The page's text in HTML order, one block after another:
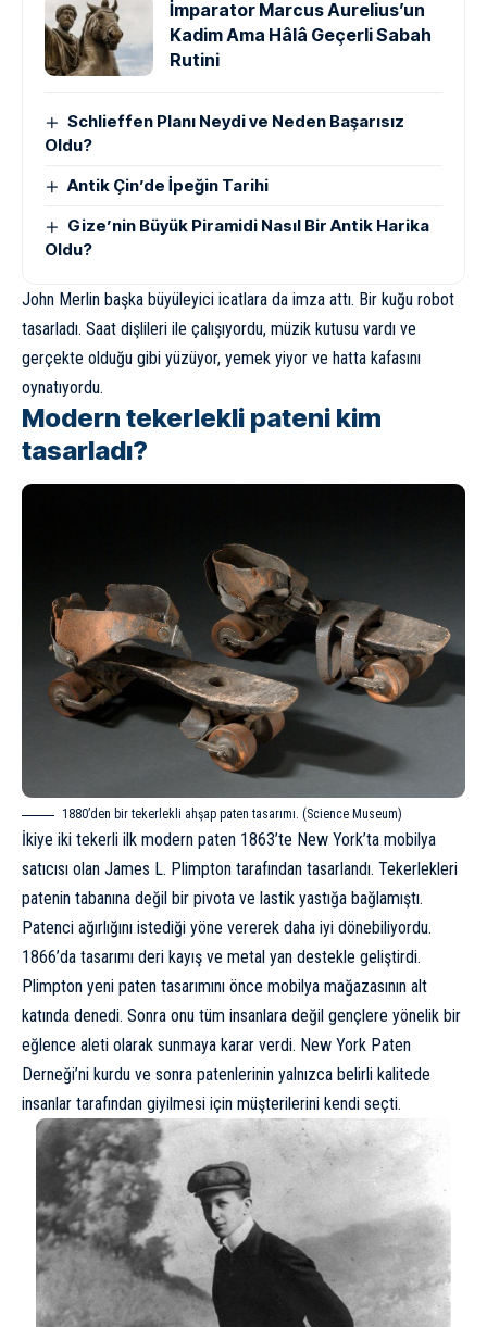
İmparator Marcus Aurelius’un
Kadim Ama Hâlâ Geçerli Sabah
Rutini
Schlieffen Planı Neydi ve Neden Başarısız
Oldu?
Antik Çin’de İpeğin Tarihi
Gize’nin Büyük Piramidi Nasıl Bir Antik Harika
Oldu?
John Merlin başka büyüleyici icatlara da imza attı. Bir kuğu robot
tasarladı. Saat dişlileri ile çalışıyordu, müzik kutusu vardı ve
gerçekte olduğu gibi yüzüyor, yemek yiyor ve hatta kafasını
oynatıyordu.
Modern tekerlekli pateni kim
tasarladı?
1880’den bir tekerlekli ahşap paten tasarımı. (Science Museum)
İkiye iki tekerli ilk modern paten 1863’te New York’ta mobilya
satıcısı olan James L. Plimpton tarafından tasarlandı. Tekerlekleri
patenin tabanına değil bir pivota ve lastik yastığa bağlamıştı.
Patenci ağırlığını istediği yöne vererek daha iyi dönebiliyordu.
1866’da tasarımı deri kayış ve metal yan destekle geliştirdi.
Plimpton yeni paten tasarımını önce mobilya mağazasının alt
katında denedi. Sonra onu tüm insanlara değil gençlere yönelik bir
eğlence aleti olarak sunmaya karar verdi. New York Paten
Derneği’ni kurdu ve sonra patenlerinin yalnızca belirli kalitede
insanlar tarafından giyilmesi için müşterilerini kendi seçti.